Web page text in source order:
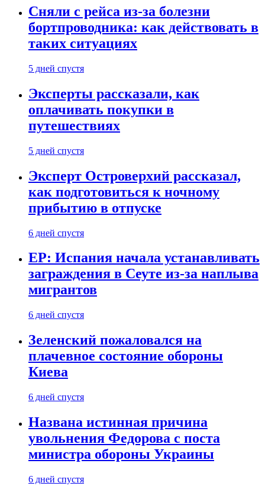
Сняли с рейса из-за болезни
бортпроводника: как действовать в
таких ситуациях
5 дней спустя
Эксперты рассказали, как
оплачивать покупки в
путешествиях
5 дней спустя
Эксперт Островерхий рассказал,
как подготовиться к ночному
прибытию в отпуске
6 дней спустя
EP: Испания начала устанавливать
заграждения в Сеуте из-за наплыва
мигрантов
6 дней спустя
Зеленский пожаловался на
плачевное состояние обороны
Киева
6 дней спустя
Названа истинная причина
увольнения Федорова с поста
министра обороны Украины
6 дней спустя